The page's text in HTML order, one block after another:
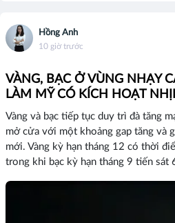
Hồng Anh
10 giờ trước
VÀNG, BẠC Ở VÙNG NHẠY
LÀM MỸ CÓ KÍCH HOẠT
Vàng và bạc tiếp tục duy trì đà tăng
mở cửa với một khoảng gap tăng và
mới. Vàng kỳ hạn tháng 12 có thời
trong khi bạc kỳ hạn tháng 9 tiến sát